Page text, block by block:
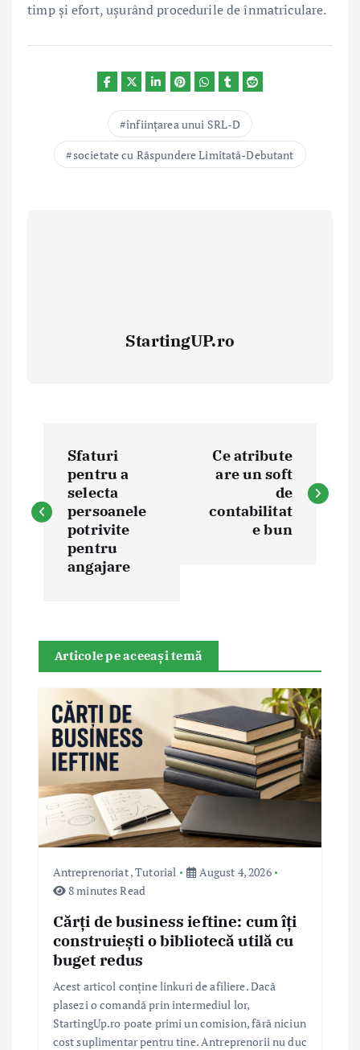
timp și efort, ușurând procedurile de înmatriculare.
înființarea unui SRL-D
societate cu Răspundere Limitată-Debutant
StartingUP.ro
s
a
v
g
a
t
Sfaturi
pentru a
selecta
persoanele
potrivite
pentru
angajare
Ce atribute
are un soft
de
contabilitat
e bun
Articole pe aceeași temă
Antreprenoriat,Tutorial
August 4, 2026
8 minutes Read
Cărți de business ieftine: cum îți
construiești o bibliotecă utilă cu
buget redus
Acest articol conține linkuri de afiliere. Dacă
plasezi o comandă prin intermediul lor,
StartingUp.ro poate primi un comision, fără niciun
cost suplimentar pentru tine. Antreprenorii nu duc